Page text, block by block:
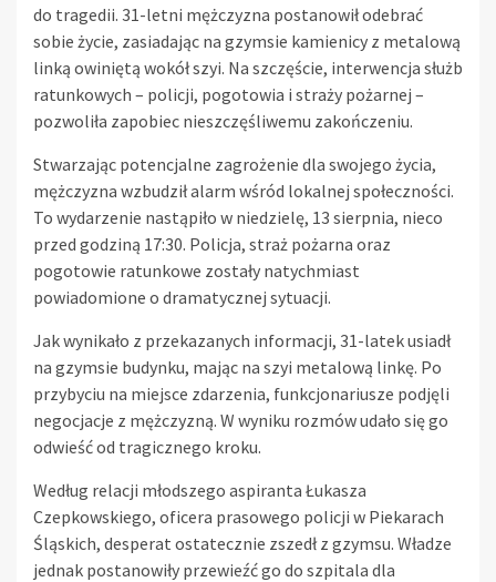
do tragedii. 31-letni mężczyzna postanowił odebrać
sobie życie, zasiadając na gzymsie kamienicy z metalową
linką owiniętą wokół szyi. Na szczęście, interwencja służb
ratunkowych – policji, pogotowia i straży pożarnej –
pozwoliła zapobiec nieszczęśliwemu zakończeniu.
Stwarzając potencjalne zagrożenie dla swojego życia,
mężczyzna wzbudził alarm wśród lokalnej społeczności.
To wydarzenie nastąpiło w niedzielę, 13 sierpnia, nieco
przed godziną 17:30. Policja, straż pożarna oraz
pogotowie ratunkowe zostały natychmiast
powiadomione o dramatycznej sytuacji.
Jak wynikało z przekazanych informacji, 31-latek usiadł
na gzymsie budynku, mając na szyi metalową linkę. Po
przybyciu na miejsce zdarzenia, funkcjonariusze podjęli
negocjacje z mężczyzną. W wyniku rozmów udało się go
odwieść od tragicznego kroku.
Według relacji młodszego aspiranta Łukasza
Czepkowskiego, oficera prasowego policji w Piekarach
Śląskich, desperat ostatecznie zszedł z gzymsu. Władze
jednak postanowiły przewieźć go do szpitala dla